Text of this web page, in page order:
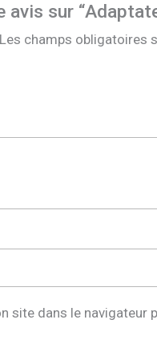
sur
Les champs obligatoires
site dans le navigateur